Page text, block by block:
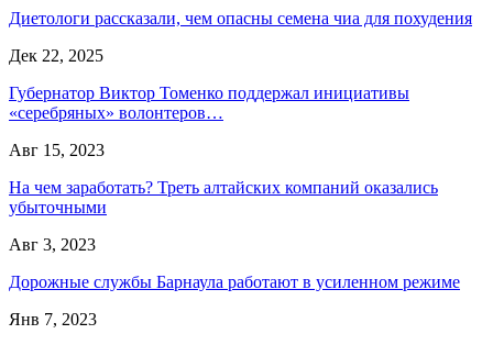
Диетологи рассказали, чем опасны семена чиа для похудения
Дек 22, 2025
Губернатор Виктор Томенко поддержал инициативы
«серебряных» волонтеров…
Авг 15, 2023
На чем заработать? Треть алтайских компаний оказались
убыточными
Авг 3, 2023
Дорожные службы Барнаула работают в усиленном режиме
Янв 7, 2023